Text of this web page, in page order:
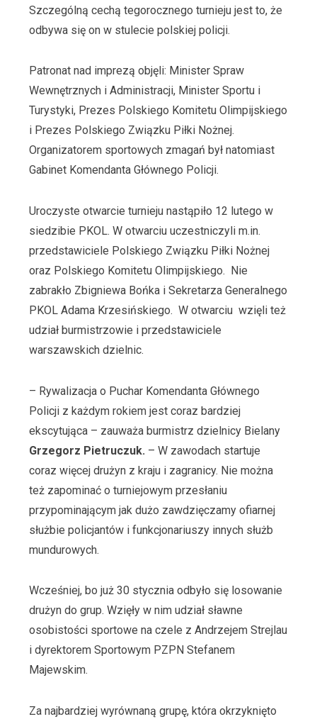
Szczególną cechą tegorocznego turnieju jest to, że
odbywa się on w stulecie polskiej policji.
Patronat nad imprezą objęli: Minister Spraw
Wewnętrznych i Administracji, Minister Sportu i
Turystyki, Prezes Polskiego Komitetu Olimpijskiego
i Prezes Polskiego Związku Piłki Nożnej.
Organizatorem sportowych zmagań był natomiast
Gabinet Komendanta Głównego Policji.
Uroczyste otwarcie turnieju nastąpiło 12 lutego w
siedzibie PKOL. W otwarciu uczestniczyli m.in.
przedstawiciele Polskiego Związku Piłki Nożnej
oraz Polskiego Komitetu Olimpijskiego. Nie
zabrakło Zbigniewa Bońka i Sekretarza Generalnego
PKOL Adama Krzesińskiego. W otwarciu wzięli też
udział burmistrzowie i przedstawiciele
warszawskich dzielnic.
– Rywalizacja o Puchar Komendanta Głównego
Policji z każdym rokiem jest coraz bardziej
ekscytująca – zauważa burmistrz dzielnicy Bielany
Grzegorz Pietruczuk. – W zawodach startuje
coraz więcej drużyn z kraju i zagranicy. Nie można
też zapominać o turniejowym przesłaniu
przypominającym jak dużo zawdzięczamy ofiarnej
służbie policjantów i funkcjonariuszy innych służb
mundurowych.
Wcześniej, bo już 30 stycznia odbyło się losowanie
drużyn do grup. Wzięły w nim udział sławne
osobistości sportowe na czele z Andrzejem Strejlau
i dyrektorem Sportowym PZPN Stefanem
Majewskim.
Za najbardziej wyrównaną grupę, która okrzyknięto